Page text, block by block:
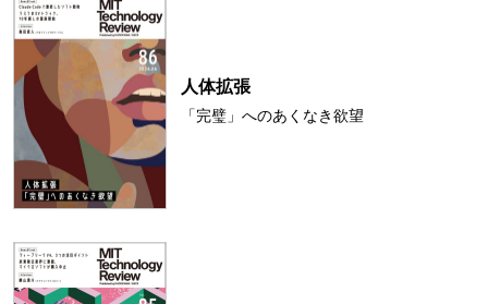
人体拡張
「完璧」へのあくなき欲望